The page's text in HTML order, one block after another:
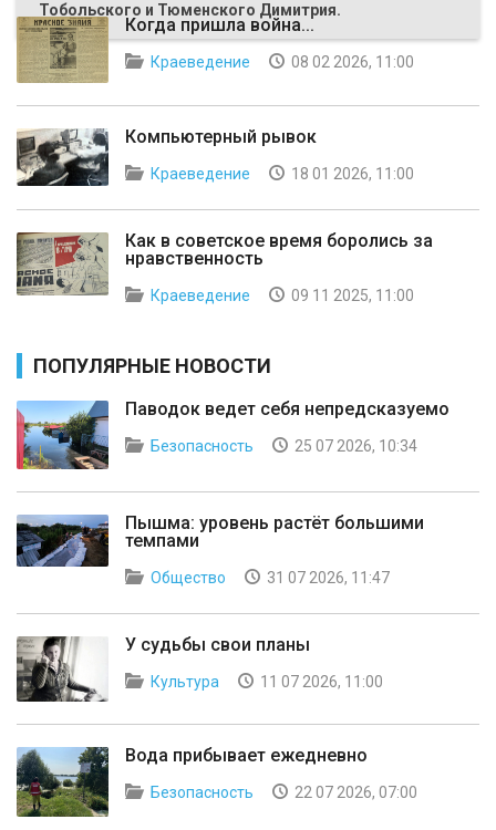
Тобольского и Тюменского Димитрия.
Когда пришла война...
Краеведение 08 02 2026, 11:00
Компьютерный рывок
Краеведение 18 01 2026, 11:00
Как в советское время боролись за
нравственность
Краеведение 09 11 2025, 11:00
ПОПУЛЯРНЫЕ НОВОСТИ
Паводок ведет себя непредсказуемо
Безопасность 25 07 2026, 10:34
Пышма: уровень растёт большими
темпами
Общество 31 07 2026, 11:47
У судьбы свои планы
Культура 11 07 2026, 11:00
Вода прибывает ежедневно
Безопасность 22 07 2026, 07:00